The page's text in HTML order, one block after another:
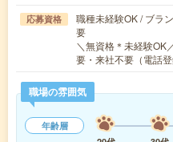
応募資格
職種未経験OK / ブラ
要
＼無資格＊未経験
要・来社不要（電話
職場の雰囲気
年齢層